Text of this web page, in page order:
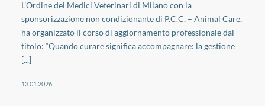
L’Ordine dei Medici Veterinari di Milano con la
sponsorizzazione non condizionante di P.C.C. – Animal Care,
ha organizzato il corso di aggiornamento professionale dal
titolo: “Quando curare significa accompagnare: la gestione
[...]
13.01.2026